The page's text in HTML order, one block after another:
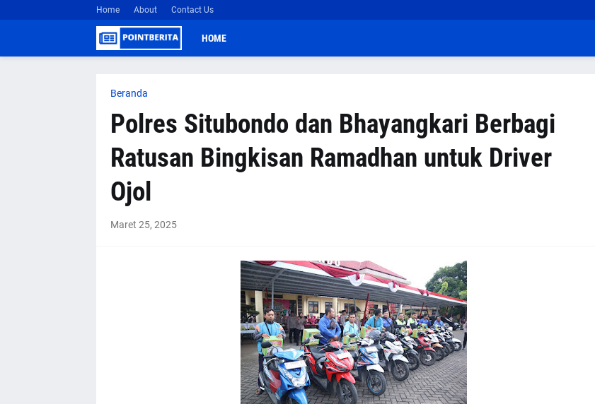
Home About Contact Us
HOME
Beranda
Polres Situbondo dan Bhayangkari Berbagi
Ratusan Bingkisan Ramadhan untuk Driver
Ojol
Maret 25, 2025